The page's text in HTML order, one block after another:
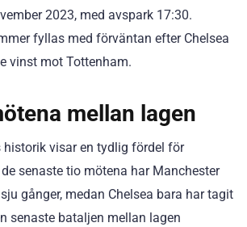
2023, med avspark 17:30.
fyllas med förväntan efter Chelsea
vinst mot Tottenham.
mellan lagen
historik visar en tydlig fördel för
senaste tio mötena har Manchester
gånger, medan Chelsea bara har tagit
senaste bataljen mellan lagen